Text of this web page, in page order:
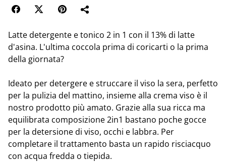
Latte detergente e tonico 2 in 1 con il 13% di latte
d'asina. L'ultima coccola prima di coricarti o la prima
della giornata?
Ideato per detergere e struccare il viso la sera, perfetto
per la pulizia del mattino, insieme alla crema viso è il
nostro prodotto più amato. Grazie alla sua ricca ma
equilibrata composizione 2in1 bastano poche gocce
per la detersione di viso, occhi e labbra. Per
completare il trattamento basta un rapido risciacquo
con acqua fredda o tiepida.